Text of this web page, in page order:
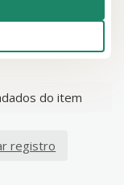
do item
registro